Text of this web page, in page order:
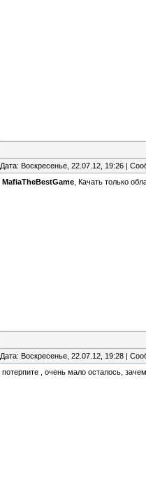
Дата: Воскресенье, 22.07.12, 19:26 |
MafiaTheBestGame , Качать только
Дата: Воскресенье, 22.07.12, 19:28 |
потерпите , очень мало осталось,